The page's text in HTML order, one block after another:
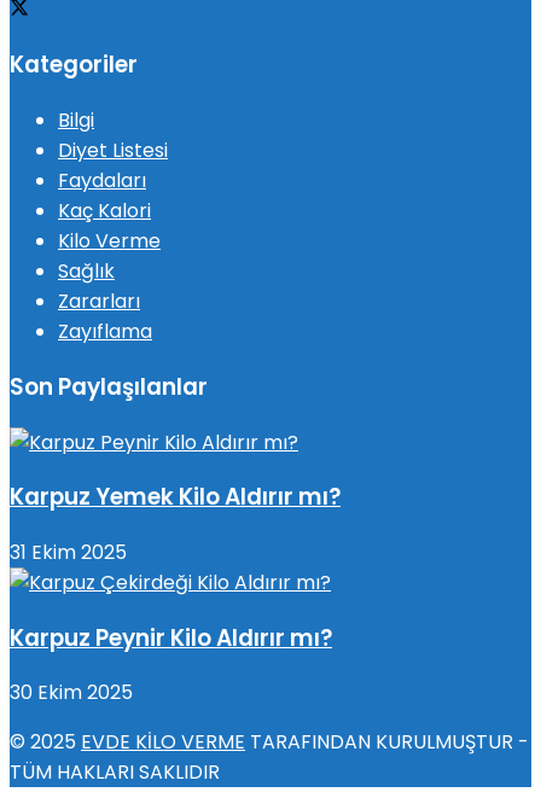
Kategoriler
Bilgi
Diyet Listesi
Faydaları
Kaç Kalori
Kilo Verme
Sağlık
Zararları
Zayıflama
Son Paylaşılanlar
Karpuz Yemek Kilo Aldırır mı?
31 Ekim 2025
Karpuz Peynir Kilo Aldırır mı?
30 Ekim 2025
© 2025 EVDE KİLO VERME TARAFINDAN KURULMUŞTUR -
TÜM HAKLARI SAKLIDIR